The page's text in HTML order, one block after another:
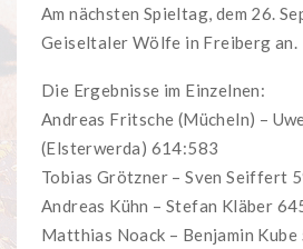
Am nächsten Spieltag, dem 26.
Geiseltaler Wölfe in Freiberg an.
Die Ergebnisse im Einzelnen:
Andreas Fritsche (Mücheln) –
(Elsterwerda) 614:583
Tobias Grötzner – Sven Seiffert
Andreas Kühn – Stefan Kläber
Matthias Noack – Benjamin